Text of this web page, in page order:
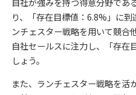
り、
「存在目標値：6.8%」に
ンチェスター戦略を用いて競合
自社セールスに注力し、「存在
しょう。
また、ランチェスター戦略を活